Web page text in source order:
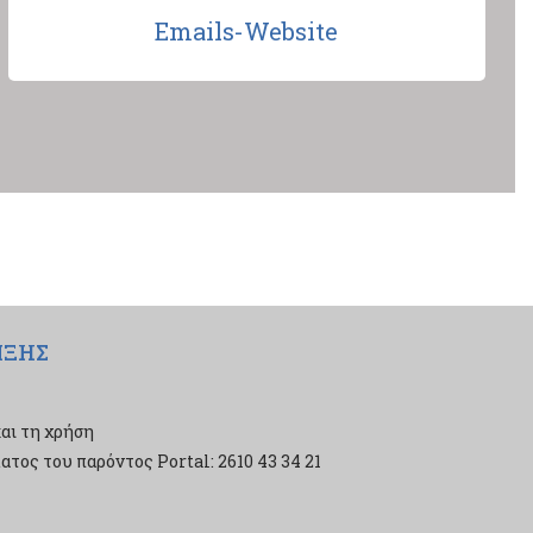
Emails-Website
τη χρήση
του παρόντος Portal: 2610 43 34 21